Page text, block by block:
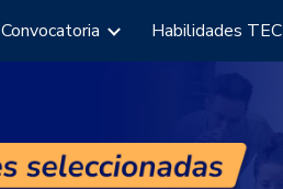
Skip to navigation
Convocatoria Habilidades TEC